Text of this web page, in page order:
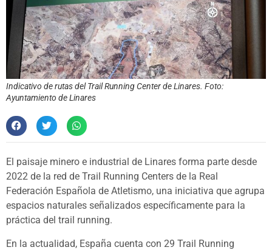
Indicativo de rutas del Trail Running Center de Linares. Foto:
Ayuntamiento de Linares
El paisaje minero e industrial de Linares forma parte desde
2022 de la red de Trail Running Centers de la Real
Federación Española de Atletismo, una iniciativa que agrupa
espacios naturales señalizados específicamente para la
práctica del trail running.
En la actualidad, España cuenta con 29 Trail Running